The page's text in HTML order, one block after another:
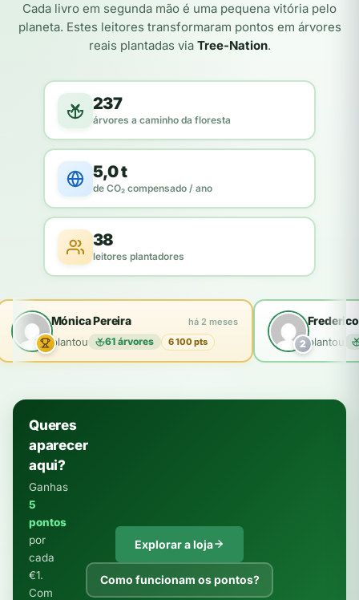
Cada livro em segunda mão é uma pequena vitória pelo
planeta. Estes leitores transformaram pontos em árvores
reais plantadas via Tree-Nation.
237
árvores a caminho da floresta
5,0 t
de CO₂ compensado / ano
38
leitores plantadores
Mónica Pereira há 2 meses
plantou 61 árvores 6 100 pts 2plantou
Queres
aparecer
aqui?
Ganhas
5
pontos
por
cada
€1.
Com
Explorar a loja
Como funcionam os pontos?